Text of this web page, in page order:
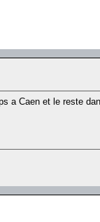
Caen et le reste